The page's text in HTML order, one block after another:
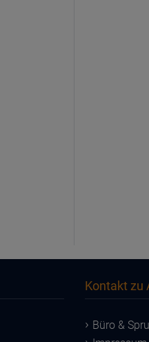
Kontakt zu
Büro &